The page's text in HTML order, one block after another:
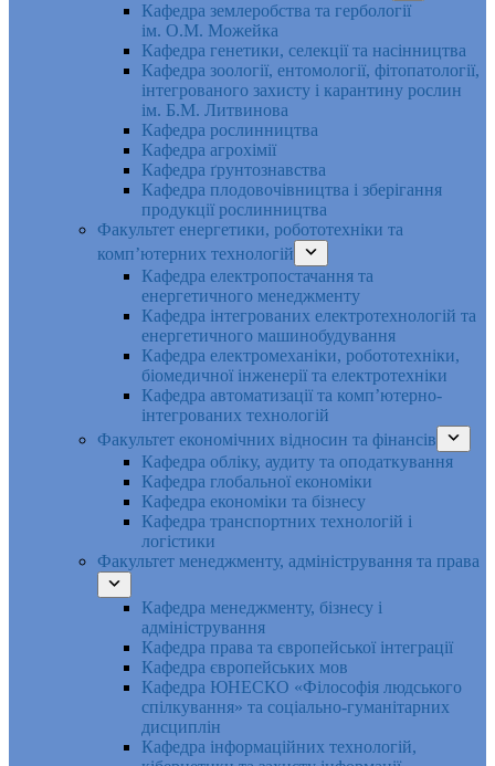
Кафедра землеробства та гербології
ім. О.М. Можейка
Кафедра генетики, селекції та насінництва
Кафедра зоології, ентомології, фітопатології,
інтегрованого захисту і карантину рослин
ім. Б.М. Литвинова
Кафедра рослинництва
Кафедра агрохімії
Кафедра ґрунтознавства
Кафедра плодовочівництва і зберігання
продукції рослинництва
Факультет енергетики, робототехніки та
комп’ютерних технологій
Кафедра електропостачання та
енергетичного менеджменту
Кафедра інтегрованих електротехнологій та
енергетичного машинобудування
Кафедра електромеханіки, робототехніки,
біомедичної інженерії та електротехніки
Кафедра автоматизації та комп’ютерно-
інтегрованих технологій
Факультет економічних відносин та фінансів
Кафедра обліку, аудиту та оподаткування
Кафедра глобальної економіки
Кафедра економіки та бізнесу
Кафедра транспортних технологій і
логістики
Факультет менеджменту, адміністрування та права
Кафедра менеджменту, бізнесу і
адміністрування
Кафедра права та європейської інтеграції
Кафедра європейських мов
Кафедра ЮНЕСКО «Філософія людського
спілкування» та соціально-гуманітарних
дисциплін
Кафедра інформаційних технологій,